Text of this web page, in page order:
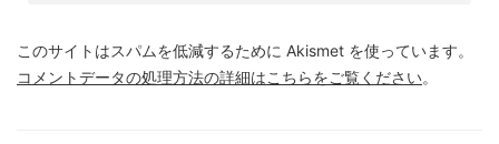
このサイトはスパムを低減するために Akismet を使っています。
コメントデータの処理方法の詳細はこちらをご覧ください。